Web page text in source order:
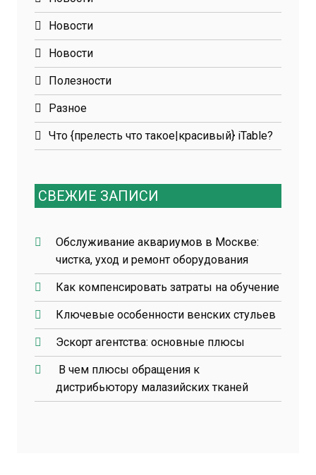
Новости
Новости
Полезности
Разное
Что {прелесть что такое|красивый} iTable?
СВЕЖИЕ ЗАПИСИ
Обслуживание аквариумов в Москве:
чистка, уход и ремонт оборудования
Как компенсировать затраты на обучение
Ключевые особенности венских стульев
Эскорт агентства: основные плюсы
В чем плюсы обращения к
дистрибьютору малазийских тканей